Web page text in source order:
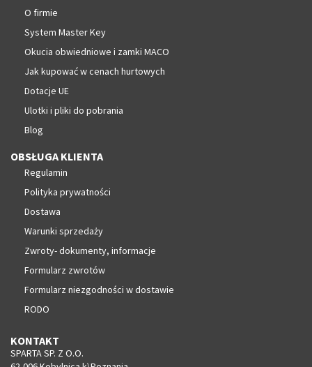
O firmie
System Master Key
Okucia obwiedniowe i zamki MACO
Jak kupować w cenach hurtowych
Dotacje UE
Ulotki i pliki do pobrania
Blog
OBSŁUGA KLIENTA
Regulamin
Polityka prywatności
Dostawa
Warunki sprzedaży
Zwroty- dokumenty, informacje
Formularz zwrotów
Formularz niezgodności w dostawie
RODO
KONTAKT
SPARTA SP. Z O.O.